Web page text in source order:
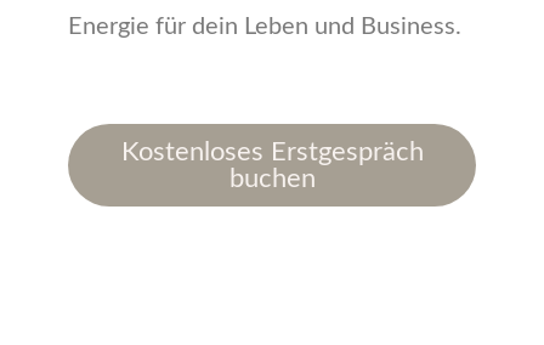
Energie für dein Leben und Business.
Kostenloses Erstgespräch
buchen